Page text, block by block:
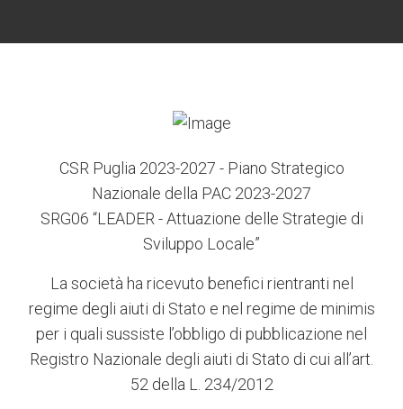
CSR Puglia 2023-2027 - Piano Strategico
Nazionale della PAC 2023-2027
SRG06 “LEADER - Attuazione delle Strategie di
Sviluppo Locale”
La società ha ricevuto benefici rientranti nel
regime degli aiuti di Stato e nel regime de minimis
per i quali sussiste l’obbligo di pubblicazione nel
Registro Nazionale degli aiuti di Stato di cui all’art.
52 della L. 234/2012